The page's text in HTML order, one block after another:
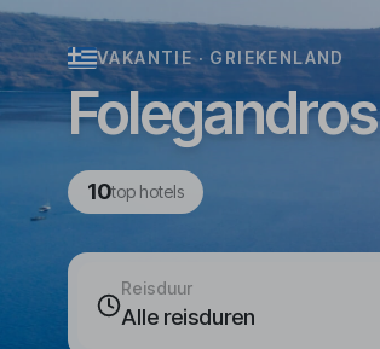
VAKANTIE · GRIEKENLAND
Folegandros
10top hotels
Reisduur
Alle reisduren